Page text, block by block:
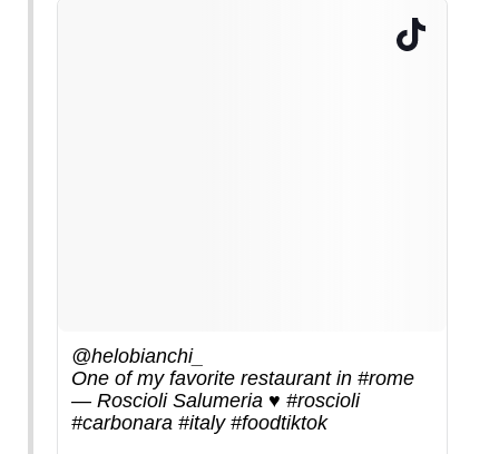
@helobianchi_
One of my favorite restaurant in #rome
— Roscioli Salumeria ♥️ #roscioli
#carbonara #italy #foodtiktok